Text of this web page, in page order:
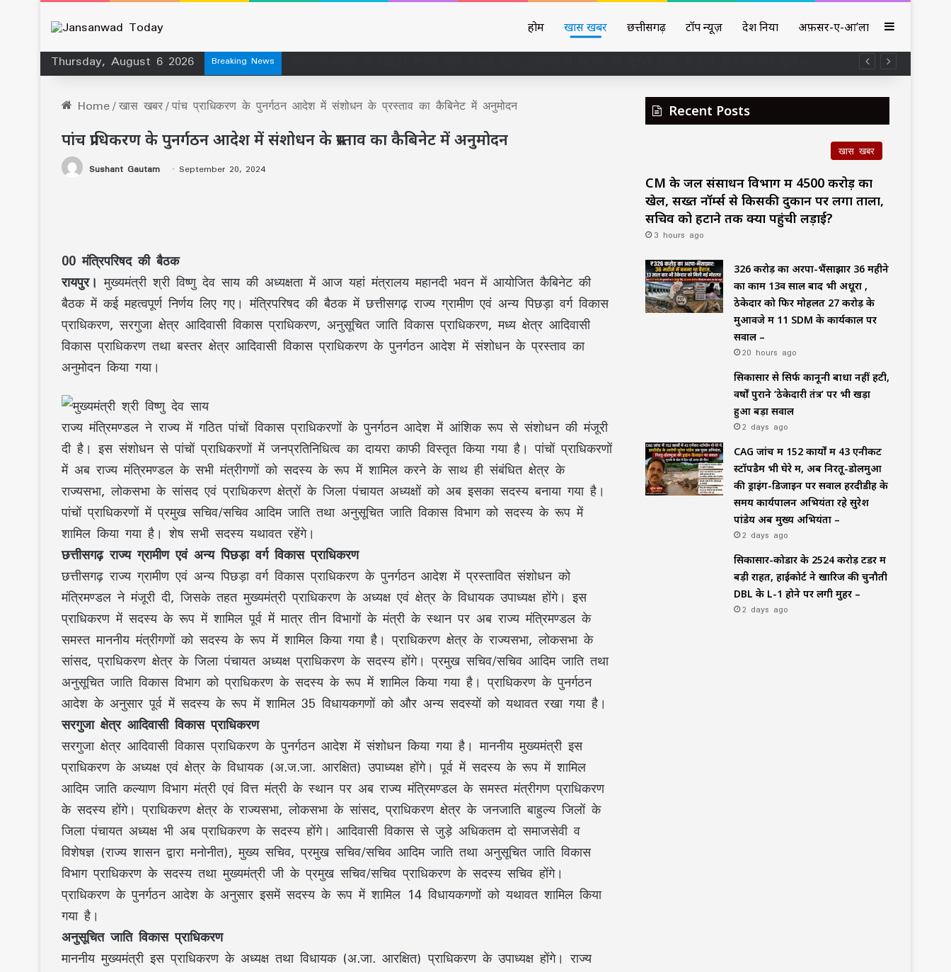
होम खास खबर छत्तीसगढ़ टॉप न्यूज़ देश दुनिया अफ़सर-ए-आ’ला
Sidebar
Thursday, August 6 2026
Breaking News
Home/खास खबर/पांच प्राधिकरण के पुनर्गठन आदेश में संशोधन के प्रस्ताव का कैबिनेट में अनुमोदन
पांच प्राधिकरण के पुनर्गठन आदेश में संशोधन के प्रस्ताव का कैबिनेट में अनुमोदन
Sushant Gautam September 20, 2024
00 मंत्रिपरिषद की बैठक
रायपुर। मुख्यमंत्री श्री विष्णु देव साय की अध्यक्षता में आज यहां मंत्रालय महानदी भवन में आयोजित कैबिनेट की
बैठक में कई महत्वपूर्ण निर्णय लिए गए। मंत्रिपरिषद की बैठक में छत्तीसगढ़ राज्य ग्रामीण एवं अन्य पिछड़ा वर्ग विकास
प्राधिकरण, सरगुजा क्षेत्र आदिवासी विकास प्राधिकरण, अनुसूचित जाति विकास प्राधिकरण, मध्य क्षेत्र आदिवासी
विकास प्राधिकरण तथा बस्तर क्षेत्र आदिवासी विकास प्राधिकरण के पुनर्गठन आदेश में संशोधन के प्रस्ताव का
अनुमोदन किया गया।
राज्य मंत्रिमण्डल ने राज्य में गठित पांचों विकास प्राधिकरणों के पुनर्गठन आदेश में आंशिक रूप से संशोधन की मंजूरी
दी है। इस संशोधन से पांचों प्राधिकरणों में जनप्रतिनिधित्व का दायरा काफी विस्तृत किया गया है। पांचों प्राधिकरणों
में अब राज्य मंत्रिमण्डल के सभी मंत्रीगणों को सदस्य के रूप में शामिल करने के साथ ही संबंधित क्षेत्र के
राज्यसभा, लोकसभा के सांसद एवं प्राधिकरण क्षेत्रों के जिला पंचायत अध्यक्षों को अब इसका सदस्य बनाया गया है।
पांचों प्राधिकरणों में प्रमुख सचिव/सचिव आदिम जाति तथा अनुसूचित जाति विकास विभाग को सदस्य के रूप में
शामिल किया गया है। शेष सभी सदस्य यथावत रहेंगे।
छत्तीसगढ़ राज्य ग्रामीण एवं अन्य पिछड़ा वर्ग विकास प्राधिकरण
छत्तीसगढ़ राज्य ग्रामीण एवं अन्य पिछड़ा वर्ग विकास प्राधिकरण के पुनर्गठन आदेश में प्रस्तावित संशोधन को
मंत्रिमण्डल ने मंजूरी दी, जिसके तहत मुख्यमंत्री प्राधिकरण के अध्यक्ष एवं क्षेत्र के विधायक उपाध्यक्ष होंगे। इस
प्राधिकरण में सदस्य के रूप में शामिल पूर्व में मात्र तीन विभागों के मंत्री के स्थान पर अब राज्य मंत्रिमण्डल के
समस्त माननीय मंत्रीगणों को सदस्य के रूप में शामिल किया गया है। प्राधिकरण क्षेत्र के राज्यसभा, लोकसभा के
सांसद, प्राधिकरण क्षेत्र के जिला पंचायत अध्यक्ष प्राधिकरण के सदस्य होंगे। प्रमुख सचिव/सचिव आदिम जाति तथा
अनुसूचित जाति विकास विभाग को प्राधिकरण के सदस्य के रूप में शामिल किया गया है। प्राधिकरण के पुनर्गठन
आदेश के अनुसार पूर्व में सदस्य के रूप में शामिल 35 विधायकगणों को और अन्य सदस्यों को यथावत रखा गया है।
सरगुजा क्षेत्र आदिवासी विकास प्राधिकरण
सरगुजा क्षेत्र आदिवासी विकास प्राधिकरण के पुनर्गठन आदेश में संशोधन किया गया है। माननीय मुख्यमंत्री इस
प्राधिकरण के अध्यक्ष एवं क्षेत्र के विधायक (अ.ज.जा. आरक्षित) उपाध्यक्ष होंगे। पूर्व में सदस्य के रूप में शामिल
आदिम जाति कल्याण विभाग मंत्री एवं वित्त मंत्री के स्थान पर अब राज्य मंत्रिमण्डल के समस्त मंत्रीगण प्राधिकरण
के सदस्य होंगे। प्राधिकरण क्षेत्र के राज्यसभा, लोकसभा के सांसद, प्राधिकरण क्षेत्र के जनजाति बाहुल्य जिलों के
जिला पंचायत अध्यक्ष भी अब प्राधिकरण के सदस्य होंगे। आदिवासी विकास से जुड़े अधिकतम दो समाजसेवी व
विशेषज्ञ (राज्य शासन द्वारा मनोनीत), मुख्य सचिव, प्रमुख सचिव/सचिव आदिम जाति तथा अनुसूचित जाति विकास
विभाग प्राधिकरण के सदस्य तथा मुख्यमंत्री जी के प्रमुख सचिव/सचिव प्राधिकरण के सदस्य सचिव होंगे।
प्राधिकरण के पुनर्गठन आदेश के अनुसार इसमें सदस्य के रूप में शामिल 14 विधायकगणों को यथावत शामिल किया
गया है।
अनुसूचित जाति विकास प्राधिकरण
माननीय मुख्यमंत्री इस प्राधिकरण के अध्यक्ष तथा विधायक (अ.जा. आरक्षित) प्राधिकरण के उपाध्यक्ष होंगे। राज्य
Recent Posts
खास खबर
CM के जल संसाधन विभाग में ₹4500 करोड़ का
खेल, सख्त नॉर्म्स से किसकी दुकान पर लगा ताला,
सचिव को हटाने तक क्यों पहुंची लड़ाई?
3 hours ago
₹326 करोड़ का अरपा-भैंसाझार 36 महीने
का काम 13वें साल बाद भी अधूरा ,
ठेकेदार को फिर मोहलत ₹27 करोड़ के
मुआवजे में 11 SDM के कार्यकाल पर
सवाल –
20 hours ago
सिकासार से सिर्फ कानूनी बाधा नहीं हटी,
वर्षों पुराने ‘ठेकेदारी तंत्र’ पर भी खड़ा
हुआ बड़ा सवाल
2 days ago
CAG जांच में 152 कार्यों में 43 एनीकट
स्टॉपडैम भी घेरे में, अब निरतू-डोलमुआ
की ड्राइंग-डिजाइन पर सवाल हरदीडीह के
समय कार्यपालन अभियंता रहे सुरेश
पांडेय अब मुख्य अभियंता –
2 days ago
सिकासार-कोडार के ₹2524 करोड़ टेंडर में
बड़ी राहत, हाईकोर्ट ने खारिज की चुनौती
DBL के L-1 होने पर लगी मुहर –
2 days ago